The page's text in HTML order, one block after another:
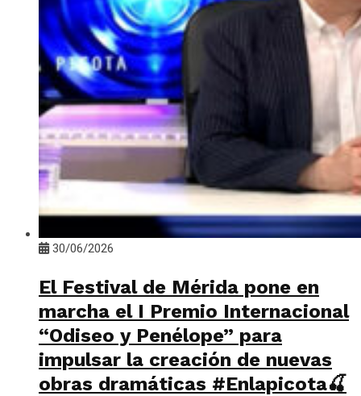
30/06/2026
El Festival de Mérida pone en
marcha el I Premio Internacional
“Odiseo y Penélope” para
impulsar la creación de nuevas
obras dramáticas #Enlapicota🍒